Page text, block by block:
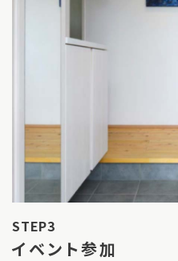
STEP3
イベント参加